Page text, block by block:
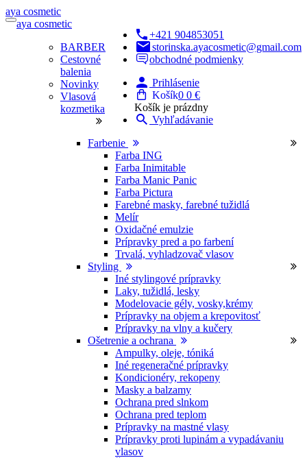
aya cosmetic
+421 904853051
storinska.ayacosmetic@gmail.com
obchodné podmienky
Prihlásenie
Košík0 0 €
Košík je prázdny
Vyhľadávanie
aya cosmetic
BARBER
Cestovné
balenia
Novinky
Vlasová
kozmetika
Farbenie
Farba ING
Farba Inimitable
Farba Manic Panic
Farba Pictura
Farebné masky, farebné tužidlá
Melír
Oxidačné emulzie
Prípravky pred a po farbení
Trvalá, vyhladzovač vlasov
Styling
Iné stylingové prípravky
Laky, tužidlá, lesky
Modelovacie gély, vosky,krémy
Prípravky na objem a krepovitosť
Prípravky na vlny a kučery
Ošetrenie a ochrana
Ampulky, oleje, tóniká
Iné regeneračné prípravky
Kondicionéry, rekopeny
Masky a balzamy
Ochrana pred slnkom
Ochrana pred teplom
Prípravky na mastné vlasy
Prípravky proti lupinám a vypadávaniu
vlasov